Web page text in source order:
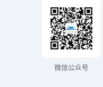
微信公众号